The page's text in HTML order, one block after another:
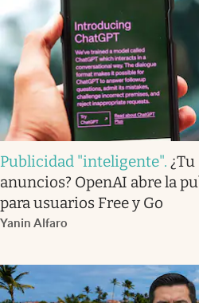
Publicidad "inteligente".
anuncios? OpenAI abre la
para usuarios Free y Go
Yanin Alfaro